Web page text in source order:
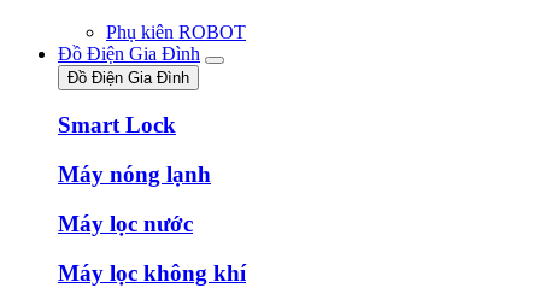
Phụ kiên ROBOT
Đồ Điện Gia Đình
Đồ Điện Gia Đình
Smart Lock
Máy nóng lạnh
Máy lọc nước
Máy lọc không khí